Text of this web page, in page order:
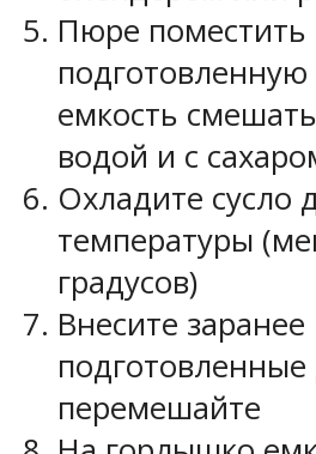
Пюре поместить
емкость
водой и с
Охладите сусло
температуры
градусов)
Внесите заранее
перемешайте